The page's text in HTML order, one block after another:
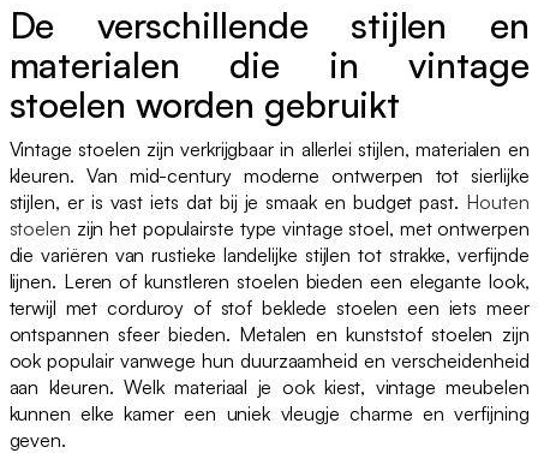
De verschillende stijlen en
materialen die in vintage
stoelen worden gebruikt
Vintage stoelen zijn verkrijgbaar in allerlei stijlen, materialen en
kleuren. Van mid-century moderne ontwerpen tot sierlijke
stijlen, er is vast iets dat bij je smaak en budget past. Houten
stoelen zijn het populairste type vintage stoel, met ontwerpen
die variëren van rustieke landelijke stijlen tot strakke, verfijnde
lijnen. Leren of kunstleren stoelen bieden een elegante look,
terwijl met corduroy of stof beklede stoelen een iets meer
ontspannen sfeer bieden. Metalen en kunststof stoelen zijn
ook populair vanwege hun duurzaamheid en verscheidenheid
aan kleuren. Welk materiaal je ook kiest, vintage meubelen
kunnen elke kamer een uniek vleugje charme en verfijning
geven.